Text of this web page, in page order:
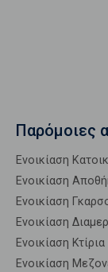
Παρόμοιες
Ενοικίαση
Ενοικίαση
Ενοικίαση
Ενοικίαση
Ενοικίαση
Ενοικίαση